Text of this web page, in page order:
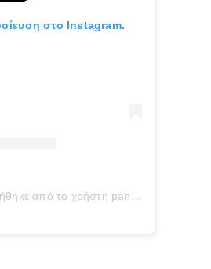
στο Instagram.
Η δημοσίευση κοινοποιήθηκε από το χρήστη panionianea.gr (@panionianea.gr)